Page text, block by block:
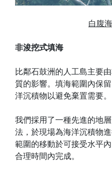
白腹
非浚挖式填海
比鄰石鼓洲的人工島主要
質的影響。填海範圍內保
洋沉積物以避免棄置需要。
我們採用了一種先進的地
法，於現場為海洋沉積物
範圍的移動於可接受水平
合理時間內完成。